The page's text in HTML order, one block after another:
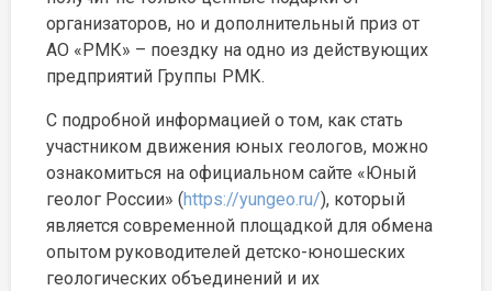
организаторов, но и дополнительный приз от
АО «РМК» – поездку на одно из действующих
предприятий Группы РМК.
С подробной информацией о том, как стать
участником движения юных геологов, можно
ознакомиться на официальном сайте «Юный
геолог России» (https://yungeo.ru/), который
является современной площадкой для обмена
опытом руководителей детско-юношеских
геологических объединений и их